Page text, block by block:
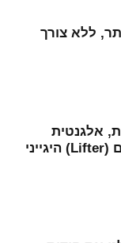
ללא צורך
אלגנטית
ועמידה עשויה זכוכית מחוסמת, ובמרים (Lifter) היגייני